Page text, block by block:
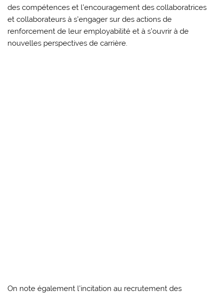
des compétences et l’encouragement des collaboratrices
et collaborateurs à s’engager sur des actions de
renforcement de leur employabilité et à s’ouvrir à de
nouvelles perspectives de carrière.
On note également l’incitation au recrutement des